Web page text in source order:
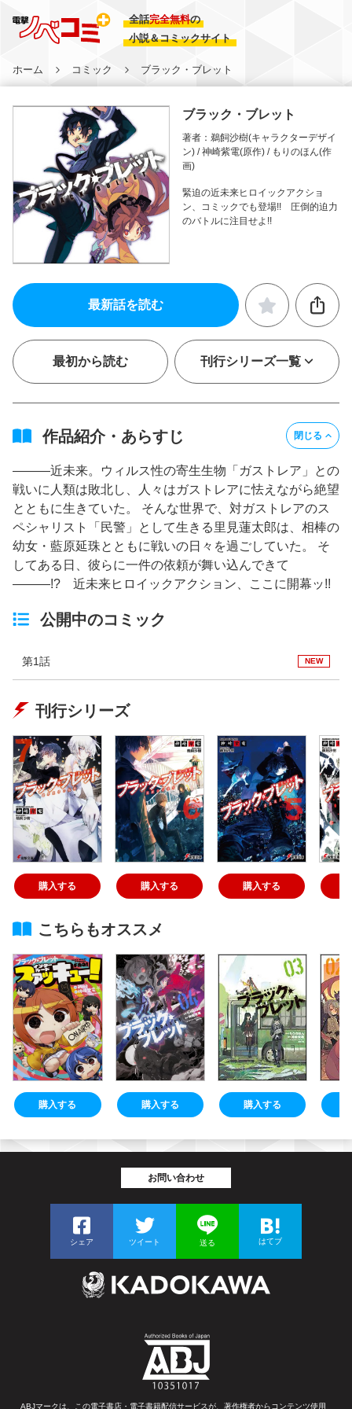
全話完全無料の
小説＆コミックサイト
ホーム コミック ブラック・ブレット
ブラック・ブレット
著者：鵜飼沙樹(キャラクターデザイ
ン) / 神崎紫電(原作) / もりのほん(作
画)
緊迫の近未来ヒロイックアクショ
ン、コミックでも登場!! 圧倒的迫力
のバトルに注目せよ!!
最新話を読む
最初から読む 刊行シリーズ一覧
作品紹介・あらすじ 閉じる
―――近未来。ウィルス性の寄生生物「ガストレア」との
戦いに人類は敗北し、人々はガストレアに怯えながら絶望
とともに生きていた。 そんな世界で、対ガストレアのス
ペシャリスト「民警」として生きる里見蓮太郎は、相棒の
幼女・藍原延珠とともに戦いの日々を過ごしていた。 そ
してある日、彼らに一件の依頼が舞い込んできて
―――!? 近未来ヒロイックアクション、ここに開幕ッ!!
公開中のコミック
第1話 NEW
刊行シリーズ
購入する 購入する 購入する
こちらもオススメ
購入する 購入する 購入する
お問い合わせ
シェア ツイート 送る はてブ
ABJマークは、この電子書店・電子書籍配信サービスが、著作権者からコンテンツ使用